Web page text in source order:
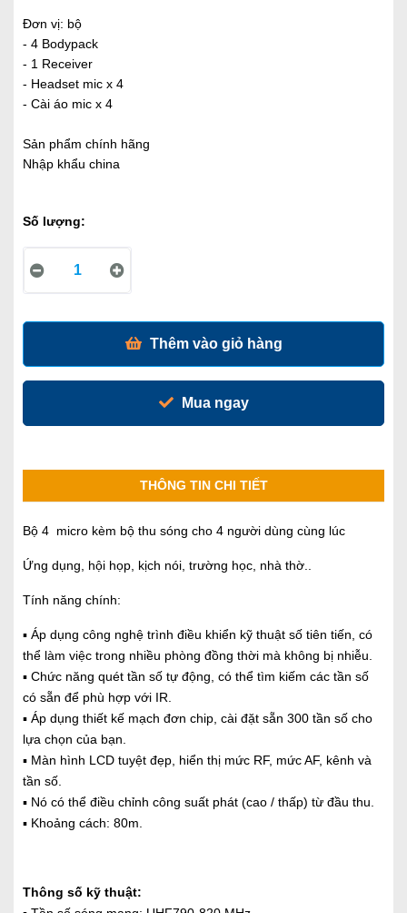
Đơn vị: bộ
- 4 Bodypack
- 1 Receiver
- Headset mic x 4
- Cài áo mic x 4
Sản phẩm chính hãng
Nhập khẩu china
Số lượng:
Thêm vào giỏ hàng
Mua ngay
THÔNG TIN CHI TIẾT
Bộ 4 micro kèm bộ thu sóng cho 4 người dùng cùng lúc
Ứng dụng, hội họp, kịch nói, trường học, nhà thờ..
Tính năng chính:
▪ Áp dụng công nghệ trình điều khiển kỹ thuật số tiên tiến, có
thể làm việc trong nhiều phòng đồng thời mà không bị nhiễu.
▪ Chức năng quét tần số tự động, có thể tìm kiếm các tần số
có sẵn để phù hợp với IR.
▪ Áp dụng thiết kế mạch đơn chip, cài đặt sẵn 300 tần số cho
lựa chọn của bạn.
▪ Màn hình LCD tuyệt đẹp, hiển thị mức RF, mức AF, kênh và
tần số.
▪ Nó có thể điều chỉnh công suất phát (cao / thấp) từ đầu thu.
▪ Khoảng cách: 80m.
Thông số kỹ thuật: